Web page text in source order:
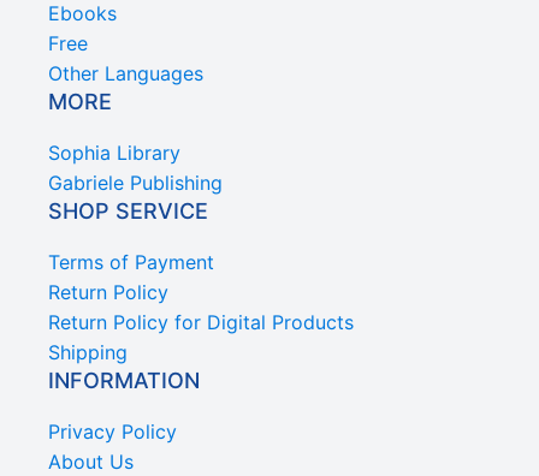
Ebooks
Free
Other Languages
MORE
Sophia Library
Gabriele Publishing
SHOP SERVICE
Terms of Payment
Return Policy
Return Policy for Digital Products
Shipping
INFORMATION
Privacy Policy
About Us